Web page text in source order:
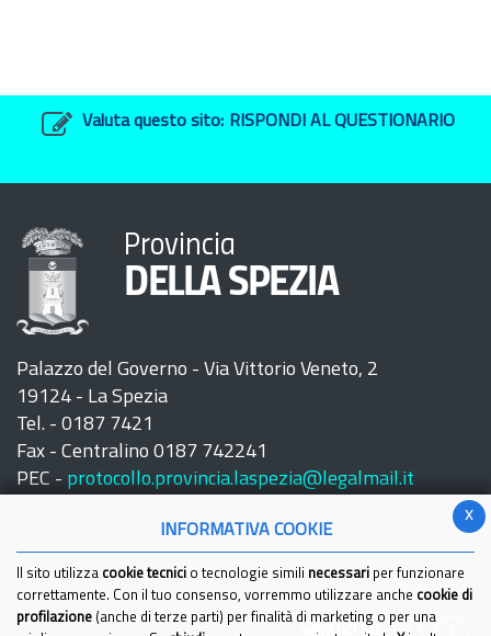
Valuta questo sito: RISPONDI AL QUESTIONARIO
Provincia
DELLA SPEZIA
Palazzo del Governo - Via Vittorio Veneto, 2
19124 - La Spezia
Tel. - 0187 7421
Fax - Centralino 0187 742241
PEC - protocollo.provincia.laspezia@legalmail.it
Seguici su:
x
INFORMATIVA COOKIE
Il sito utilizza cookie tecnici o tecnologie simili necessari per funzionare
correttamente. Con il tuo consenso, vorremmo utilizzare anche cookie di
profilazione (anche di terze parti) per finalità di marketing o per una